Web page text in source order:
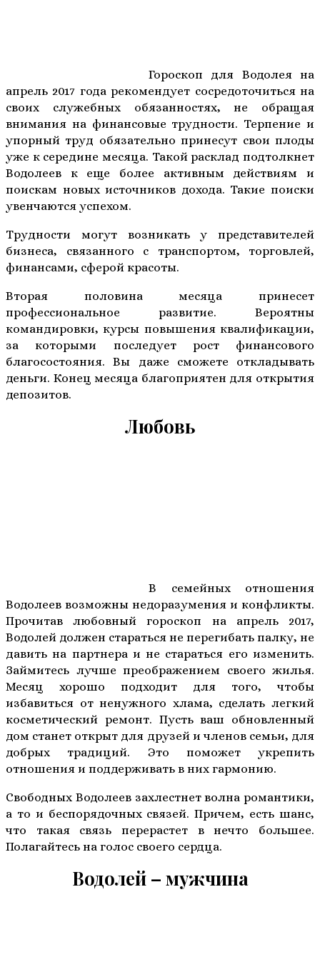
Гороскоп для Водолея на
апрель 2017 года рекомендует сосредоточиться на
своих служебных обязанностях, не обращая
внимания на финансовые трудности. Терпение и
упорный труд обязательно принесут свои плоды
уже к середине месяца. Такой расклад подтолкнет
Водолеев к еще более активным действиям и
поискам новых источников дохода. Такие поиски
увенчаются успехом.
Трудности могут возникать у представителей
бизнеса, связанного с транспортом, торговлей,
финансами, сферой красоты.
Вторая половина месяца принесет
профессиональное развитие. Вероятны
командировки, курсы повышения квалификации,
за которыми последует рост финансового
благосостояния. Вы даже сможете откладывать
деньги. Конец месяца благоприятен для открытия
депозитов.
Любовь
В семейных отношения
Водолеев возможны недоразумения и конфликты.
Прочитав любовный гороскоп на апрель 2017,
Водолей должен стараться не перегибать палку, не
давить на партнера и не стараться его изменить.
Займитесь лучше преображением своего жилья.
Месяц хорошо подходит для того, чтобы
избавиться от ненужного хлама, сделать легкий
косметический ремонт. Пусть ваш обновленный
дом станет открыт для друзей и членов семьи, для
добрых традиций. Это поможет укрепить
отношения и поддерживать в них гармонию.
Свободных Водолеев захлестнет волна романтики,
а то и беспорядочных связей. Причем, есть шанс,
что такая связь перерастет в нечто большее.
Полагайтесь на голос своего сердца.
Водолей – мужчина